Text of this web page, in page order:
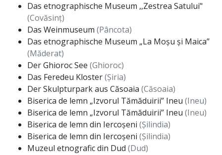
Das etnographische Museum ,,Zestrea Satului"
(Covăsinț)
Das Weinmuseum (Pâncota)
Das etnographische Museum „La Moșu și Maica”
(Măderat)
Der Ghioroc See (Ghioroc)
Das Feredeu Kloster(Șiria)
Der Skulpturpark aus Căsoaia (Căsoaia)
Biserica de lemn „Izvorul Tămăduirii” Ineu (Ineu)
Biserica de lemn „Izvorul Tămăduirii” Ineu (Ineu)
Biserica de lemn din Iercoșeni (Șilindia)
Biserica de lemn din Iercoșeni (Șilindia)
Muzeul etnografic din Dud (Dud)